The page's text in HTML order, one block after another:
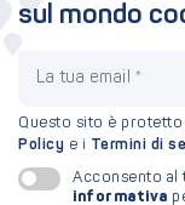
sul mondo
Questo sito è protetto
Policy e i Termini di
Acconsento al
informativa